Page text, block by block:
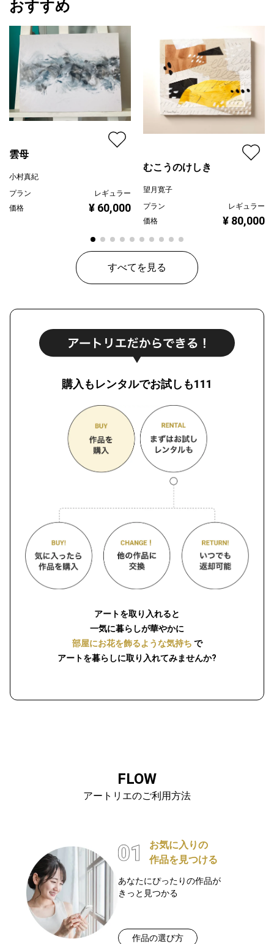
おすすめ
雲母
小村真紀
プラン
レギュラー
価格
¥ 60,000
むこうのけしき
望月寛子
プラン
レギュラー
価格
¥ 80,000
すべてを見る
購入もレンタルでお試しも111
アートを取り入れると
一気に暮らしが華やかに
部屋にお花を飾るような気持ち で
アートを暮らしに取り入れてみませんか?
FLOW
アートリエのご利用方法
お気に入りの
作品を見つける
あなたにぴったりの作品が
きっと見つかる
作品の選び方